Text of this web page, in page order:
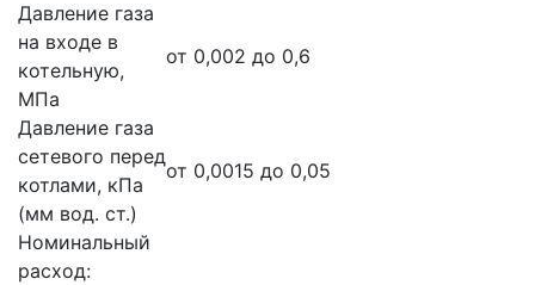
Давление газа
на входе в
котельную,
МПа
от 0,002 до 0,6
Давление газа
сетевого перед
котлами, кПа
(мм вод. ст.)
от 0,0015 до 0,05
Номинальный
расход: